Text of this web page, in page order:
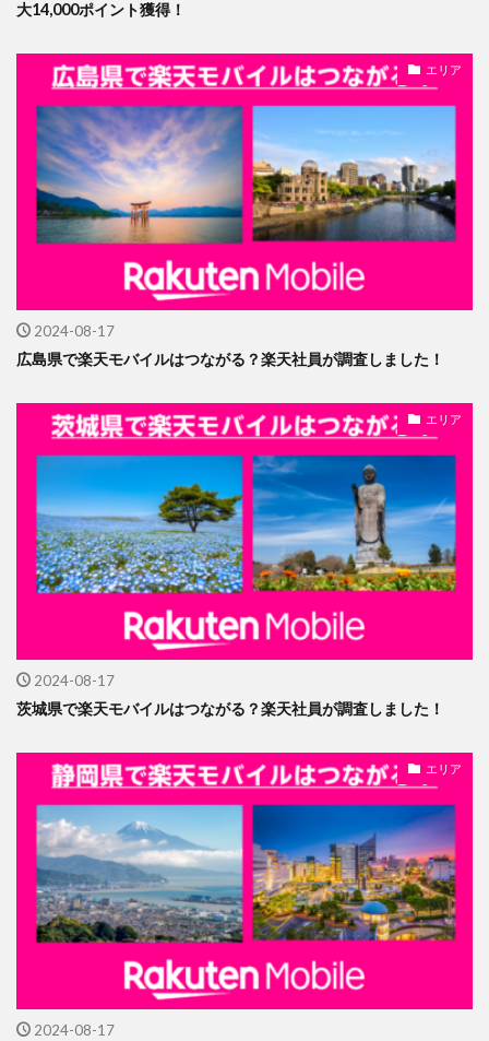
大14,000ポイント獲得！
エリア
2024-08-17
広島県で楽天モバイルはつながる？楽天社員が調査しました！
エリア
2024-08-17
茨城県で楽天モバイルはつながる？楽天社員が調査しました！
エリア
2024-08-17